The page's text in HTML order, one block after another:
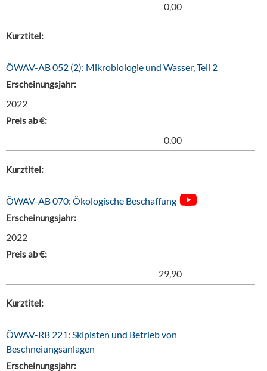
0,00
Kurztitel:
ÖWAV-AB 052 (2): Mikrobiologie und Wasser, Teil 2
Erscheinungsjahr:
2022
Preis ab €:
0,00
Kurztitel:
ÖWAV-AB 070: Ökologische Beschaffung
Erscheinungsjahr:
2022
Preis ab €:
29,90
Kurztitel:
ÖWAV-RB 221: Skipisten und Betrieb von
Beschneiungsanlagen
Erscheinungsjahr: